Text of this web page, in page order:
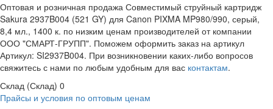
Оптовая и розничная продажа Совместимый струйный картридж
Sakura 2937B004 (521 GY) для Canon PIXMA MP980/990, серый,
8,4 мл., 1400 к. по низким ценам производителей от компании
ООО "СМАРТ-ГРУПП". Поможем оформить заказ на артикул
Артикул: SI2937B004. При возникновении каких-либо вопросов
свяжитесь с нами по любым удобным для вас контактам.
Склад (Склад) 0
Прайсы и условия по оптовым ценам